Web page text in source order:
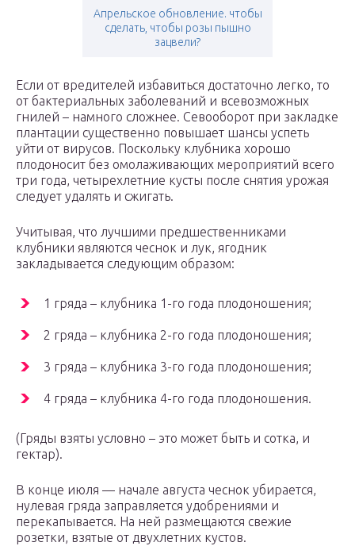
Апрельское обновление. чтобы
сделать, чтобы розы пышно
зацвели?
Если от вредителей избавиться достаточно легко, то
от бактериальных заболеваний и всевозможных
гнилей – намного сложнее. Севооборот при закладке
плантации существенно повышает шансы успеть
уйти от вирусов. Поскольку клубника хорошо
плодоносит без омолаживающих мероприятий всего
три года, четырехлетние кусты после снятия урожая
следует удалять и сжигать.
Учитывая, что лучшими предшественниками
клубники являются чеснок и лук, ягодник
закладывается следующим образом:
1 гряда – клубника 1-го года плодоношения;
2 гряда – клубника 2-го года плодоношения;
3 гряда – клубника 3-го года плодоношения;
4 гряда – клубника 4-го года плодоношения.
(Гряды взяты условно – это может быть и сотка, и
гектар).
В конце июля — начале августа чеснок убирается,
нулевая гряда заправляется удобрениями и
перекапывается. На ней размещаются свежие
розетки, взятые от двухлетних кустов.